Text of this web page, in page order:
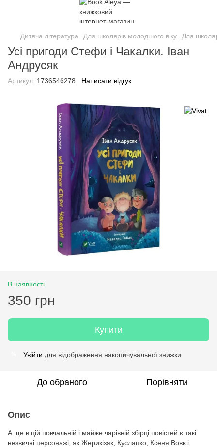
Дитяча література Для школярів молодшого віку Для
Усі пригоди Стефи і Чакалки. Iван
Андрусяк
Артикул: 1736546278 Написати відгук
В наявності
350 грн
Купити
Увійти для відображення накопичувальної знижки
До обраного Порівняти
Опис
А ще в цій повчальній і майже чарівній збірці повістей є такі
незвичні персонажі, як Жерикізяк, Куслапко, Ксеня Вовк і